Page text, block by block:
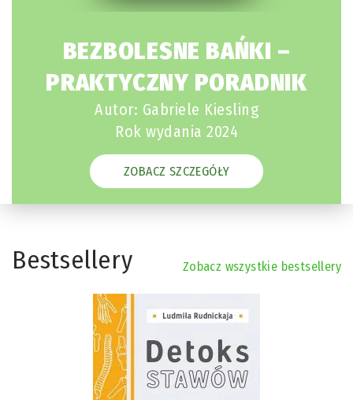
BEZBOLESNE BAŃKI –
PRAKTYCZNY PORADNIK
Autor: Gabriele Kiesling
Rok wydania 2024
ZOBACZ SZCZEGÓŁY
Bestsellery Zobacz wszystkie bestsellery